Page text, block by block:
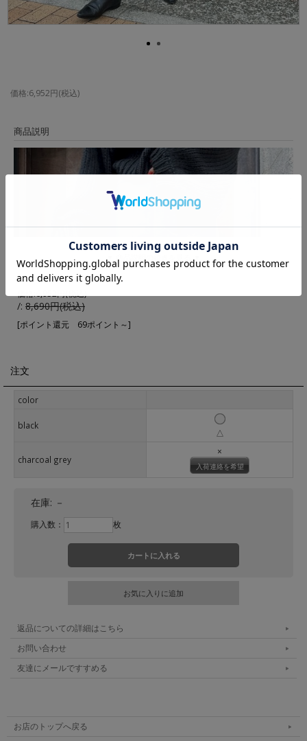
価格:6,952円(税込)
商品説明
▼ 商品説明の続きを見る ▼
価格:6,952円(税込)
/: 8,690円(税込)
[ポイント還元 69ポイント～]
注文
color
black
△
charcoal grey
×
入荷連絡を希望
在庫: －
購入数： 枚
返品についての詳細はこちら
お問い合わせ
友達にメールですすめる
お店のトップへ戻る